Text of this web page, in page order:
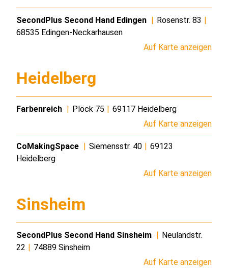
SecondPlus Second Hand Edingen Rosenstr. 83
68535 Edingen-Neckarhausen
Auf Karte anzeigen
Heidelberg
Farbenreich Plöck 75
69117 Heidelberg
Auf Karte anzeigen
CoMakingSpace Siemensstr. 40
69123
Heidelberg
Auf Karte anzeigen
Sinsheim
SecondPlus Second Hand Sinsheim
Neulandstr.
22
74889 Sinsheim
Auf Karte anzeigen